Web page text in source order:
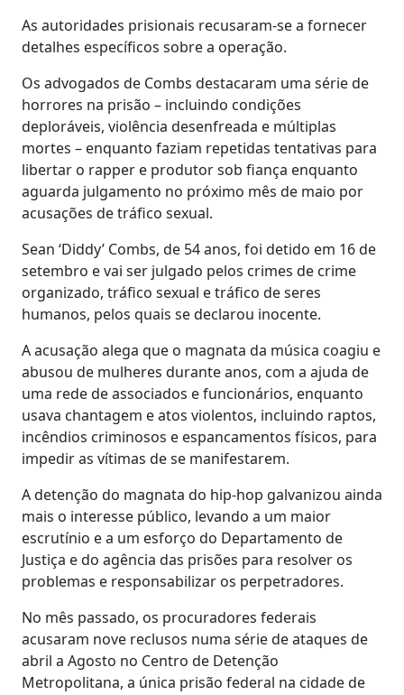
As autoridades prisionais recusaram-se a fornecer
detalhes específicos sobre a operação.
Os advogados de Combs destacaram uma série de
horrores na prisão – incluindo condições
deploráveis, violência desenfreada e múltiplas
mortes – enquanto faziam repetidas tentativas para
libertar o rapper e produtor sob fiança enquanto
aguarda julgamento no próximo mês de maio por
acusações de tráfico sexual.
Sean ‘Diddy’ Combs, de 54 anos, foi detido em 16 de
setembro e vai ser julgado pelos crimes de crime
organizado, tráfico sexual e tráfico de seres
humanos, pelos quais se declarou inocente.
A acusação alega que o magnata da música coagiu e
abusou de mulheres durante anos, com a ajuda de
uma rede de associados e funcionários, enquanto
usava chantagem e atos violentos, incluindo raptos,
incêndios criminosos e espancamentos físicos, para
impedir as vítimas de se manifestarem.
A detenção do magnata do hip-hop galvanizou ainda
mais o interesse público, levando a um maior
escrutínio e a um esforço do Departamento de
Justiça e do agência das prisões para resolver os
problemas e responsabilizar os perpetradores.
No mês passado, os procuradores federais
acusaram nove reclusos numa série de ataques de
abril a Agosto no Centro de Detenção
Metropolitana, a única prisão federal na cidade de